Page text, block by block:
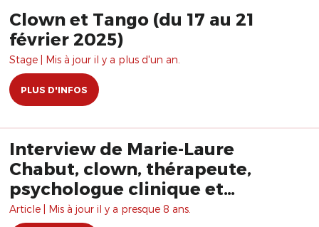
Clown et Tango (du 17 au 21
février 2025)
Stage | Mis à jour il y a plus d'un an.
PLUS D'INFOS
Interview de Marie-Laure
Chabut, clown, thérapeute,
psychologue clinique et
psychanalyste
Article | Mis à jour il y a presque 8 ans.